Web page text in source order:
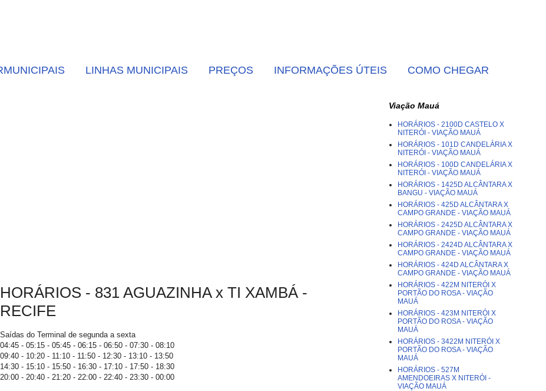
LINHAS MUNICIPAIS PREÇOS INFORMAÇÕES ÚTEIS COMO CHEGAR
HORÁRIOS - 831 AGUAZINHA x TI XAMBÁ -
RECIFE
Saídas do Terminal de segunda a sexta
04:45 - 05:15 - 05:45 - 06:15 - 06:50 - 07:30 - 08:10
09:40 - 10:20 - 11:10 - 11:50 - 12:30 - 13:10 - 13:50
14:30 - 15:10 - 15:50 - 16:30 - 17:10 - 17:50 - 18:30
20:00 - 20:40 - 21:20 - 22:00 - 22:40 - 23:30 - 00:00
Viação Mauá
HORÁRIOS - 2100D CASTELO X
NITERÓI - VIAÇÃO MAUÁ
HORÁRIOS - 101D CANDELÁRIA X
NITERÓI - VIAÇÃO MAUÁ
HORÁRIOS - 100D CANDELÁRIA X
NITERÓI - VIAÇÃO MAUÁ
HORÁRIOS - 1425D ALCÂNTARA X
BANGU - VIAÇÃO MAUÁ
HORÁRIOS - 425D ALCÂNTARA X
CAMPO GRANDE - VIAÇÃO MAUÁ
HORÁRIOS - 2425D ALCÂNTARA X
CAMPO GRANDE - VIAÇÃO MAUÁ
HORÁRIOS - 2424D ALCÂNTARA X
CAMPO GRANDE - VIAÇÃO MAUÁ
HORÁRIOS - 424D ALCÂNTARA X
CAMPO GRANDE - VIAÇÃO MAUÁ
HORÁRIOS - 422M NITERÓI X
PORTÃO DO ROSA - VIAÇÃO
MAUÁ
HORÁRIOS - 423M NITERÓI X
PORTÃO DO ROSA - VIAÇÃO
MAUÁ
HORÁRIOS - 3422M NITERÓI X
PORTÃO DO ROSA - VIAÇÃO
MAUÁ
HORÁRIOS - 527M
AMENDOEIRAS X NITERÓI -
VIAÇÃO MAUÁ